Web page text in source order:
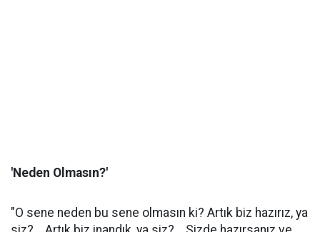
'Neden Olmasın?'
"O sene neden bu sene olmasın ki? Artık biz hazırız, ya